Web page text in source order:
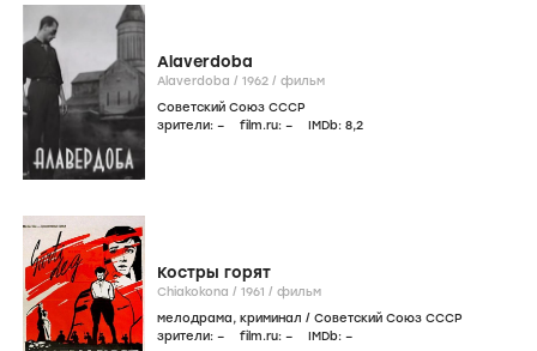
Alaverdoba
Alaverdoba / 1962 / фильм
Советский Союз СССР
зрители: – film.ru: – IMDb: 8,2
Костры горят
Chiakokona / 1961 / фильм
мелодрама, криминал / Советский Союз СССР
зрители: – film.ru: – IMDb: –